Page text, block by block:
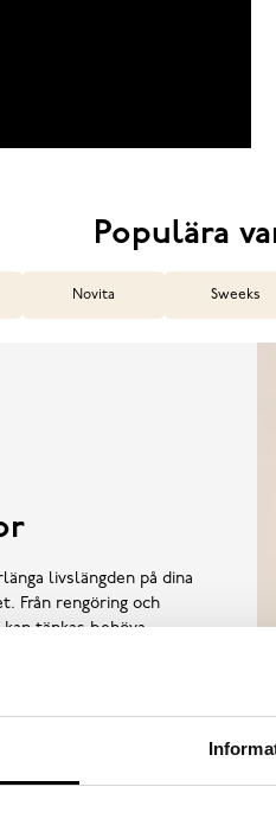
Populära
Novita Sweeks
livslängden på dina
Från rengöring och
tänkas behöva.